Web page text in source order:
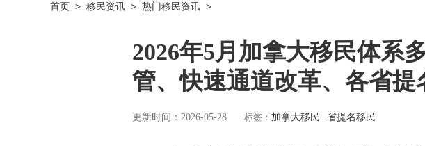
首页 > 移民资讯 > 热门移民资讯 >
2026年5月加拿大移民体系
管、快速通道改革、各省提
更新时间：2026-05-28 标签： 加拿大移民 省提名移民